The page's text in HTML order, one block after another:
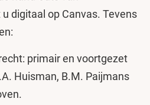
digitaal op Canvas. Tevens
primair en voortgezet
Huisman, B.M. Paijmans